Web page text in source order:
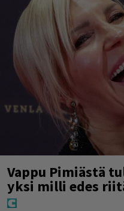
Vappu Pimiästä
yksi milli edes